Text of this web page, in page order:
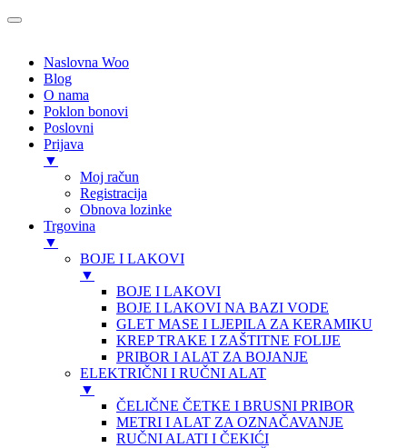
Naslovna Woo
Blog
O nama
Poklon bonovi
Poslovni
Prijava
▼
Moj račun
Registracija
Obnova lozinke
Trgovina
▼
BOJE I LAKOVI
▼
BOJE I LAKOVI
BOJE I LAKOVI NA BAZI VODE
GLET MASE I LJEPILA ZA KERAMIKU
KREP TRAKE I ZAŠTITNE FOLIJE
PRIBOR I ALAT ZA BOJANJE
ELEKTRIČNI I RUČNI ALAT
▼
ČELIČNE ČETKE I BRUSNI PRIBOR
METRI I ALAT ZA OZNAČAVANJE
RUČNI ALATI I ČEKIĆI